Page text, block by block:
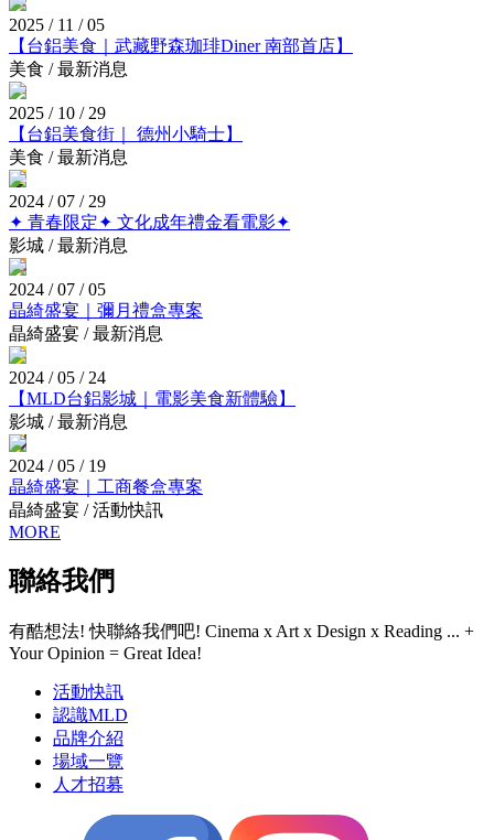
2025 / 11 / 05
【台鋁美食｜武藏野森珈琲Diner 南部首店】
美食 / 最新消息
2025 / 10 / 29
【台鋁美食街｜ 德州小騎士】
美食 / 最新消息
2024 / 07 / 29
✦ 青春限定✦ 文化成年禮金看電影✦
影城 / 最新消息
2024 / 07 / 05
晶綺盛宴｜彌月禮盒專案
晶綺盛宴 / 最新消息
2024 / 05 / 24
【MLD台鋁影城｜電影美食新體驗】
影城 / 最新消息
2024 / 05 / 19
晶綺盛宴｜工商餐盒專案
晶綺盛宴 / 活動快訊
MORE
聯絡我們
有酷想法! 快聯絡我們吧! Cinema x Art x Design x Reading ... +
Your Opinion = Great Idea!
活動快訊
認識MLD
品牌介紹
場域一覽
人才招募